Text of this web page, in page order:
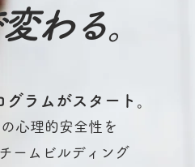
わる。
ラムがスタート。
心理的安全性を
ームビルディング